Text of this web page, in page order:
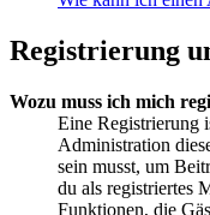
Registrierung
Wozu muss ich mich
Eine Registrierung
Administration
sein musst, um
du als registriertes
Funktionen, die